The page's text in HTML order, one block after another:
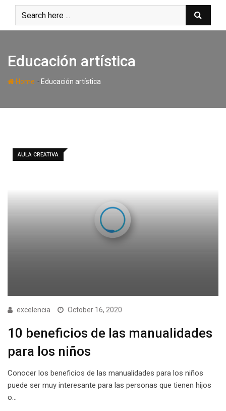
content
Educación artística
Home - Educación artística
AULA CREATIVA
excelencia October 16, 2020
10 beneficios de las manualidades
para los niños
Conocer los beneficios de las manualidades para los niños
puede ser muy interesante para las personas que tienen hijos
o…